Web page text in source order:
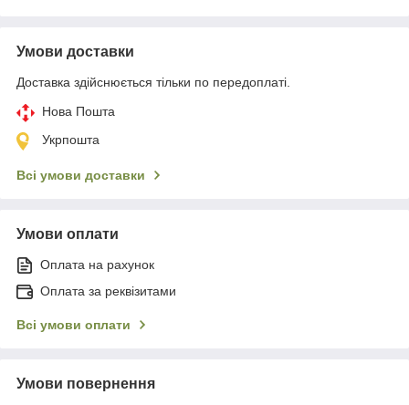
Умови доставки
Доставка здійснюється тільки по передоплаті.
Нова Пошта
Укрпошта
Всі умови доставки
Умови оплати
Оплата на рахунок
Оплата за реквізитами
Всі умови оплати
Умови повернення